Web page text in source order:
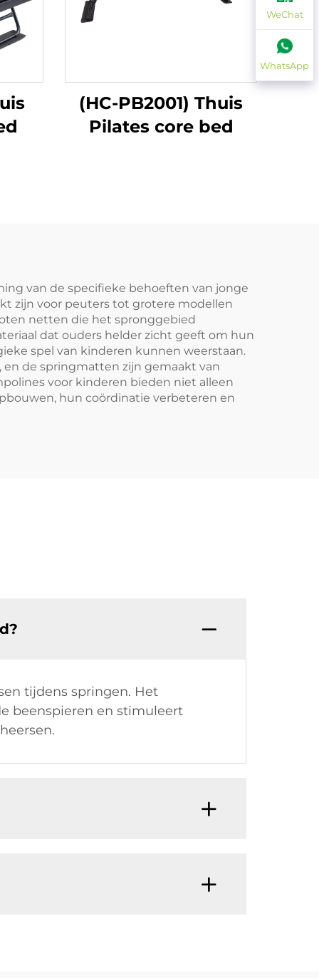
(HC-PB2001) Thuis
Pilates core bed
van de specifieke behoeften van jonge
zijn voor peuters tot grotere modellen
netten die het spronggebied
dat ouders helder zicht geeft om hun
spel van kinderen kunnen weerstaan.
de springmatten zijn gemaakt van
voor kinderen bieden niet alleen
hun coördinatie verbeteren en
tijdens springen. Het
beenspieren en stimuleert
WeChat
WhatsApp